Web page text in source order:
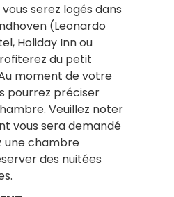
vous serez logés dans
(Leonardo
Holiday Inn ou
du petit
moment de votre
pourrez préciser
Veuillez noter
vous sera demandé
une chambre
des nuitées